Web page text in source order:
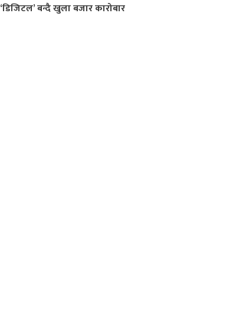
‘डिजिटल’ बन्दै खुला बजार कारोबार